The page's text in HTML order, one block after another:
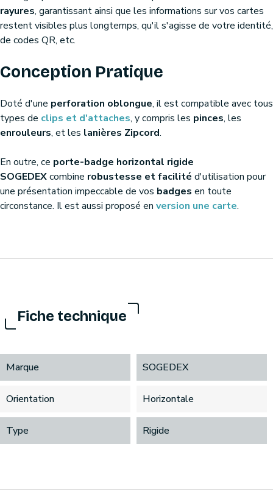
rayures, garantissant ainsi que les informations sur vos cartes
restent visibles plus longtemps, qu'il s'agisse de votre identité,
de codes QR, etc.
Conception Pratique
Doté d'une perforation oblongue, il est compatible avec tous
types de clips et d'attaches, y compris les pinces, les
enrouleurs, et les lanières Zipcord.
En outre, ce porte-badge horizontal rigide
SOGEDEXcombine robustesse et facilité d'utilisation pour
une présentation impeccable de vos badges en toute
circonstance. Il est aussi proposé en version une carte.
Fiche technique
Marque SOGEDEX
Orientation Horizontale
Type Rigide